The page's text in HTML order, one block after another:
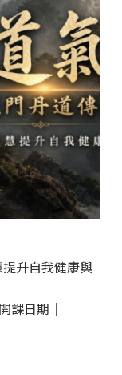
升自我健康與
課日期｜